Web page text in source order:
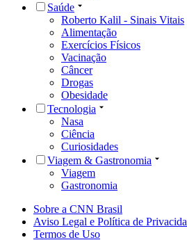
Saúde
Roberto Kalil - Sinais Vitais
Alimentação
Exercícios Físicos
Vacinação
Câncer
Drogas
Obesidade
Tecnologia
Nasa
Ciência
Curiosidades
Viagem & Gastronomia
Viagem
Gastronomia
Sobre a CNN Brasil
Aviso Legal e Política de
Termos de Uso